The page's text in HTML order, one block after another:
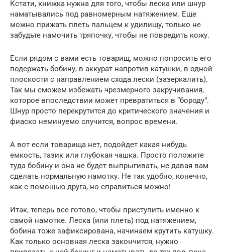
Кстати, книжка нужна для того, чтобы леска или шнур
наматывались под равномерным натяжением. Еще
можно прижать плеть пальцем к удилищу, только не
забудьте намочить тряпочку, чтобы не повредить кожу.
Если рядом с вами есть товарищ, можно попросить его
подержать бобину, в аккурат напротив катушки, в одной
плоскости с направлением схода лески (зазеркалить).
Так мы сможем избежать чрезмерного закручивания,
которое впоследствии может превратиться в “бороду”.
Шнур просто перекрутится до критического значения и
фиаско неминуемо случится, вопрос времени.
А вот если товарища нет, подойдет какая нибудь
емкость, тазик или глубокая чашка. Просто положите
туда бобину и она не будет выпрыгивать, не давая вам
сделать нормальную намотку. Не так удобно, конечно,
как с помощью друга, но справиться можно!
Итак, теперь все готово, чтобы приступить именно к
самой намотке. Леска (или плеть) под натяжением,
бобина тоже зафиксирована, начинаем крутить катушку.
Как только основная леска закончится, нужно